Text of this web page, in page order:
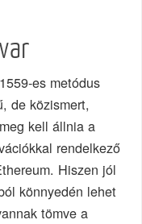
es metódus
de közismert,
kell állnia a
rendelkező
Hiszen jól
könnyedén lehet
tömve a